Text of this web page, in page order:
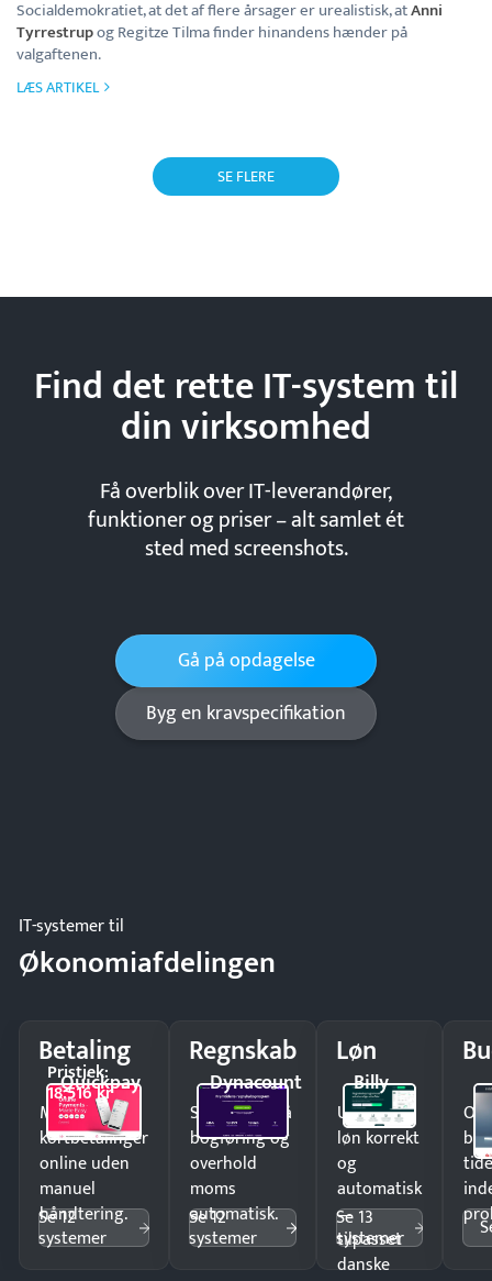
Socialdemokratiet, at det af flere årsager er urealistisk, atAnni
Tyrrestrupog Regitze Tilma finder hinandens hænder på
valgaftenen.
LÆS ARTIKEL
SE FLERE
Find det rette IT-system til
dinvirksomhed
Få overblik over IT-leverandører,
funktioner og priser – alt samlet ét
sted med screenshots.
Gå på opdagelse
Byg en kravspecifikation
IT-systemer til
Økonomiafdelingen
Betaling
Quickpay
Pristjek:
18.516 kr
Modtag
kortbetalinger
online uden
manuel
håndtering.
Se 12
systemer
Regnskab
Dynacount
Spar timer på
bogføring og
overhold
moms
automatisk.
Se 12
systemer
Løn
Billy
Udbetal
løn korrekt
og
automatisk
—
tilpasset
danske
Se 13
systemer